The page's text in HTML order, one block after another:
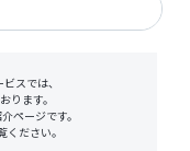
スでは、
ります。
ページです。
ください。